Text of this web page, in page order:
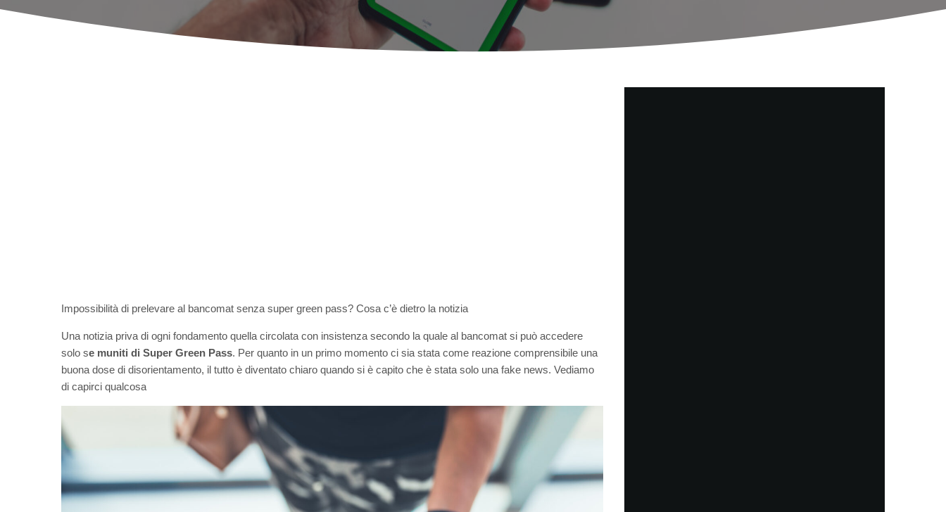
Impossibilità di prelevare al bancomat senza super green pass? Cosa c’è dietro la notizia
Una notizia priva di ogni fondamento quella circolata con insistenza secondo la quale al bancomat si può accedere
solo se muniti di Super Green Pass. Per quanto in un primo momento ci sia stata come reazione comprensibile una
buona dose di disorientamento, il tutto è diventato chiaro quando si è capito che è stata solo una fake news. Vediamo
di capirci qualcosa